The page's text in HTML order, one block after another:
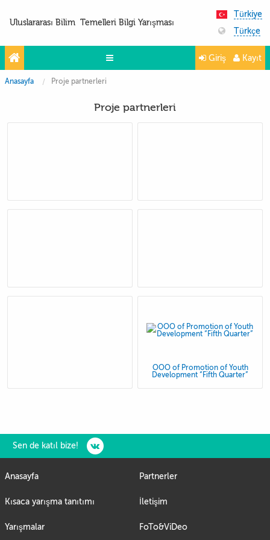
Uluslararası Bilim Temelleri Bilgi Yarışması
Türkiye
Türkçe
Yarışmalar
Giriş Kayıt
Anasayfa Proje partnerleri
Proje partnerleri
OOO of Promotion of Youth
Development “Fifth Quarter”
Sen de katıl bize!
Anasayfa
Kısaca yarışma tanıtımı
Yarışmalar
Partnerler
İletişim
FoTo&ViDeo